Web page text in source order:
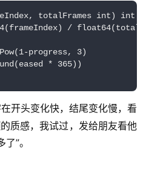
totalFrames int) int {
/
progress, 3)
* 365))
开头变化快，结尾变化慢，看
的质感，我试过，发给朋友看他
”。